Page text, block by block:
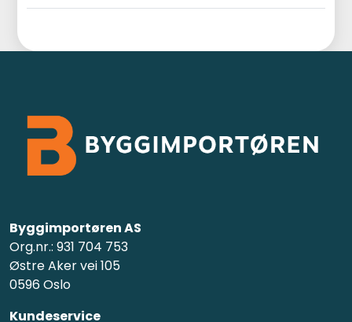
Byggimportøren AS
Org.nr.: 931 704 753
Østre Aker vei 105
0596 Oslo
Kundeservice